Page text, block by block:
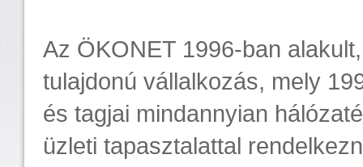
Az ÖKONET 1996-ban
tulajdonú vállalkozás, mely
és tagjai mindannyian
üzleti tapasztalattal